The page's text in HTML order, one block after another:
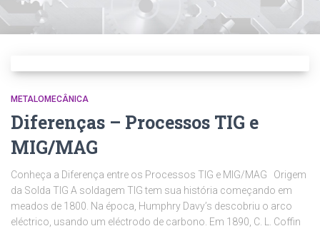
METALOMECÂNICA
Diferenças – Processos TIG e
MIG/MAG
Conheça a Diferença entre os Processos TIG e MIG/MAG Origem
da Solda TIG A soldagem TIG tem sua história começando em
meados de 1800. Na época, Humphry Davy’s descobriu o arco
eléctrico, usando um eléctrodo de carbono. Em 1890, C. L. Coffin